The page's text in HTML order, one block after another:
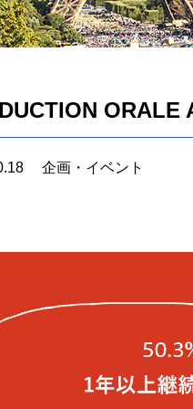
ORALE
企画・イベント